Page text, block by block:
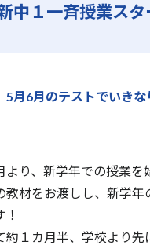
中１一斉授業スタ
月6月のテストでいきな
より、新学年での授業を
教材をお渡しし、新学年
約１カ月半、学校より先